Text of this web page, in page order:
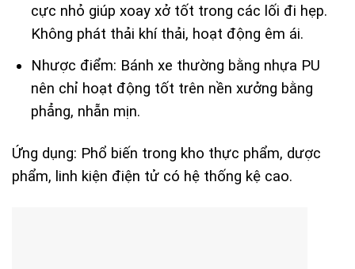
cực nhỏ giúp xoay xở tốt trong các lối đi hẹp.
Không phát thải khí thải, hoạt động êm ái.
Nhược điểm: Bánh xe thường bằng nhựa PU
nên chỉ hoạt động tốt trên nền xưởng bằng
phẳng, nhẵn mịn.
Ứng dụng: Phổ biến trong kho thực phẩm, dược
phẩm, linh kiện điện tử có hệ thống kệ cao.